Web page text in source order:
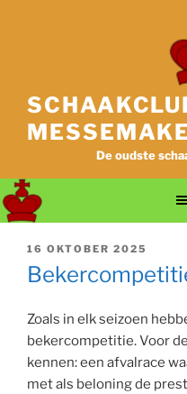
De oudste
GEPLAATST
OP
16 OKTOBER 2025
Zoals in elk seizoen
bekercompetitie. Voor
kennen: een afvalrace
met als beloning de